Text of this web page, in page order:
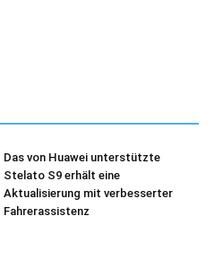
Das von Huawei unterstützte
Stelato S9 erhält eine
Aktualisierung mit verbesserter
Fahrerassistenz